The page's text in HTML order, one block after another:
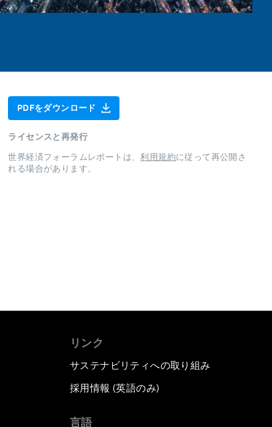
PDFをダウンロード
ライセンスと再発行
世界経済フォーラムレポートは、利用規約に従って再公開さ
れる場合があります。
リンク
サステナビリティへの取り組み
採用情報 (英語のみ)
言語